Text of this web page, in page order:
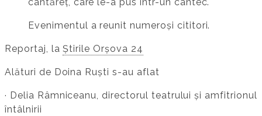
Evenimentul a reunit numeroși cititori.
Reportaj, laȘtirile Orșova 24
Alături de Doina Ruști s-au aflat
· Delia Râmniceanu, directorul teatrului și amfitrionul
întâlnirii